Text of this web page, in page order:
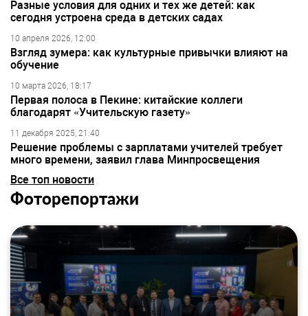
Разные условия для одних и тех же детей: как
сегодня устроена среда в детских садах
10 апреля 2026, 12:00
Взгляд зумера: как культурные привычки влияют на
обучение
10 марта 2026, 18:17
Первая полоса в Пекине: китайские коллеги
благодарят «Учительскую газету»
11 декабря 2025, 21:40
Решение проблемы с зарплатами учителей требует
много времени, заявил глава Минпросвещения
Все топ новости
Фоторепортажи